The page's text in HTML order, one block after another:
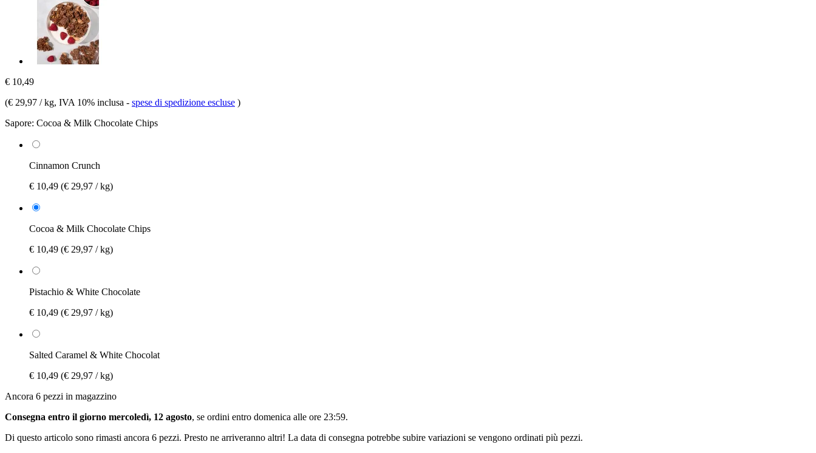
€ 10,49
(€ 29,97 / kg, IVA 10% inclusa - spese di spedizione escluse )
Sapore: Cocoa & Milk Chocolate Chips
Cinnamon Crunch
€ 10,49 (€ 29,97 / kg)
Cocoa & Milk Chocolate Chips
€ 10,49 (€ 29,97 / kg)
Pistachio & White Chocolate
€ 10,49 (€ 29,97 / kg)
Salted Caramel & White Chocolat
€ 10,49 (€ 29,97 / kg)
Ancora 6 pezzi in magazzino
Consegna entro il giorno mercoledì, 12 agosto, se ordini entro domenica alle ore 23:59.
Di questo articolo sono rimasti ancora 6 pezzi. Presto ne arriveranno altri! La data di consegna potrebbe subire variazioni se vengono ordinati più pezzi.